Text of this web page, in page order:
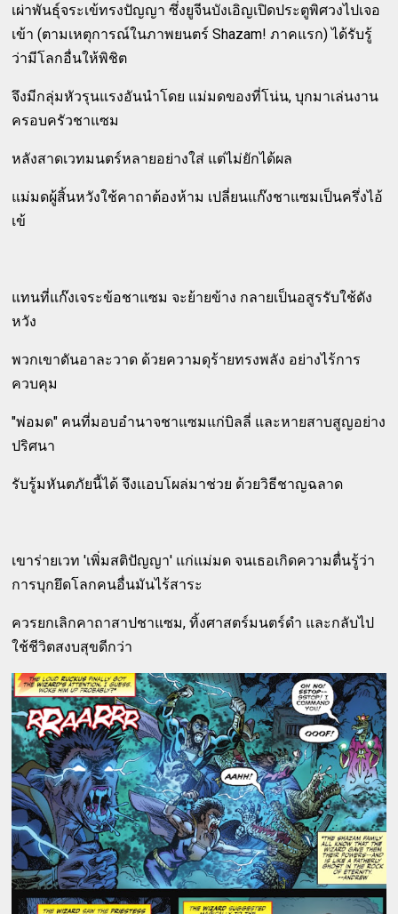
เผ่าพันธุ์จระเข้ทรงปัญญา ซึ่งยูจีนบังเอิญเปิดประตูพิศวงไปเจอ
เข้า (ตามเหตุการณ์ในภาพยนตร์ Shazam! ภาคแรก) ได้รับรู้
ว่ามีโลกอื่นให้พิชิต
จึงมีกลุ่มหัวรุนแรงอันนำโดย แม่มดของที่โน่น, บุกมาเล่นงาน
ครอบครัวชาแซม
หลังสาดเวทมนตร์หลายอย่างใส่ แต่ไม่ยักได้ผล
แม่มดผู้สิ้นหวังใช้คาถาต้องห้าม เปลี่ยนแก๊งชาแซมเป็นครึ่งไอ้
เข้
แทนที่แก๊งเจระข้อชาแซม จะย้ายข้าง กลายเป็นอสูรรับใช้ดัง
หวัง
พวกเขาดันอาละวาด ด้วยความดุร้ายทรงพลัง อย่างไร้การ
ควบคุม
"พ่อมด" คนที่มอบอำนาจชาแซมแก่บิลลี่ และหายสาบสูญอย่าง
ปริศนา
รับรู้มหันตภัยนี้ได้ จึงแอบโผล่มาช่วย ด้วยวิธีชาญฉลาด
เขาร่ายเวท 'เพิ่มสติปัญญา' แก่แม่มด จนเธอเกิดความตื่นรู้ว่า
การบุกยึดโลกคนอื่นมันไร้สาระ
ควรยกเลิกคาถาสาปชาแซม, ทิ้งศาสตร์มนตร์ดำ และกลับไป
ใช้ชีวิตสงบสุขดีกว่า